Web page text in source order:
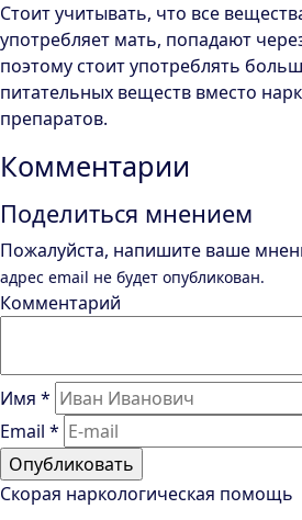
Стоит учитывать, что все
употребляет мать, попадают
поэтому стоит употреблять
питательных веществ вместо
препаратов.
Комментарии
Поделиться мнением
Пожалуйста, напишите ваше
адрес email не будет опубликован.
Комментарий
Имя *
Email *
Скорая наркологическая помощь